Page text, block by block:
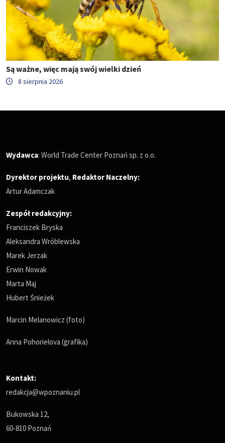
Są ważne, więc mają swój wielki dzień
8 sierpnia 2026
Wydawca: World Trade Center Poznań sp. z o.o.
Dyrektor projektu, Redaktor Naczelny:
Artur Adamczak
Zespół redakcyjny:
Franciszek Bryska
Aleksandra Wróblewska
Marek Jerzak
Erwin Nowak
Marta Maj
Hubert Śnieżek
Marcin Melanowicz (foto)
Anna Pohorielova (grafika)
Kontakt:
redakcja@wpoznaniu.pl
Bukowska 12,
60-810 Poznań